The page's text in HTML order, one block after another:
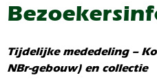
Tijdelijke mededeling –
NBr-gebouw) en collectie